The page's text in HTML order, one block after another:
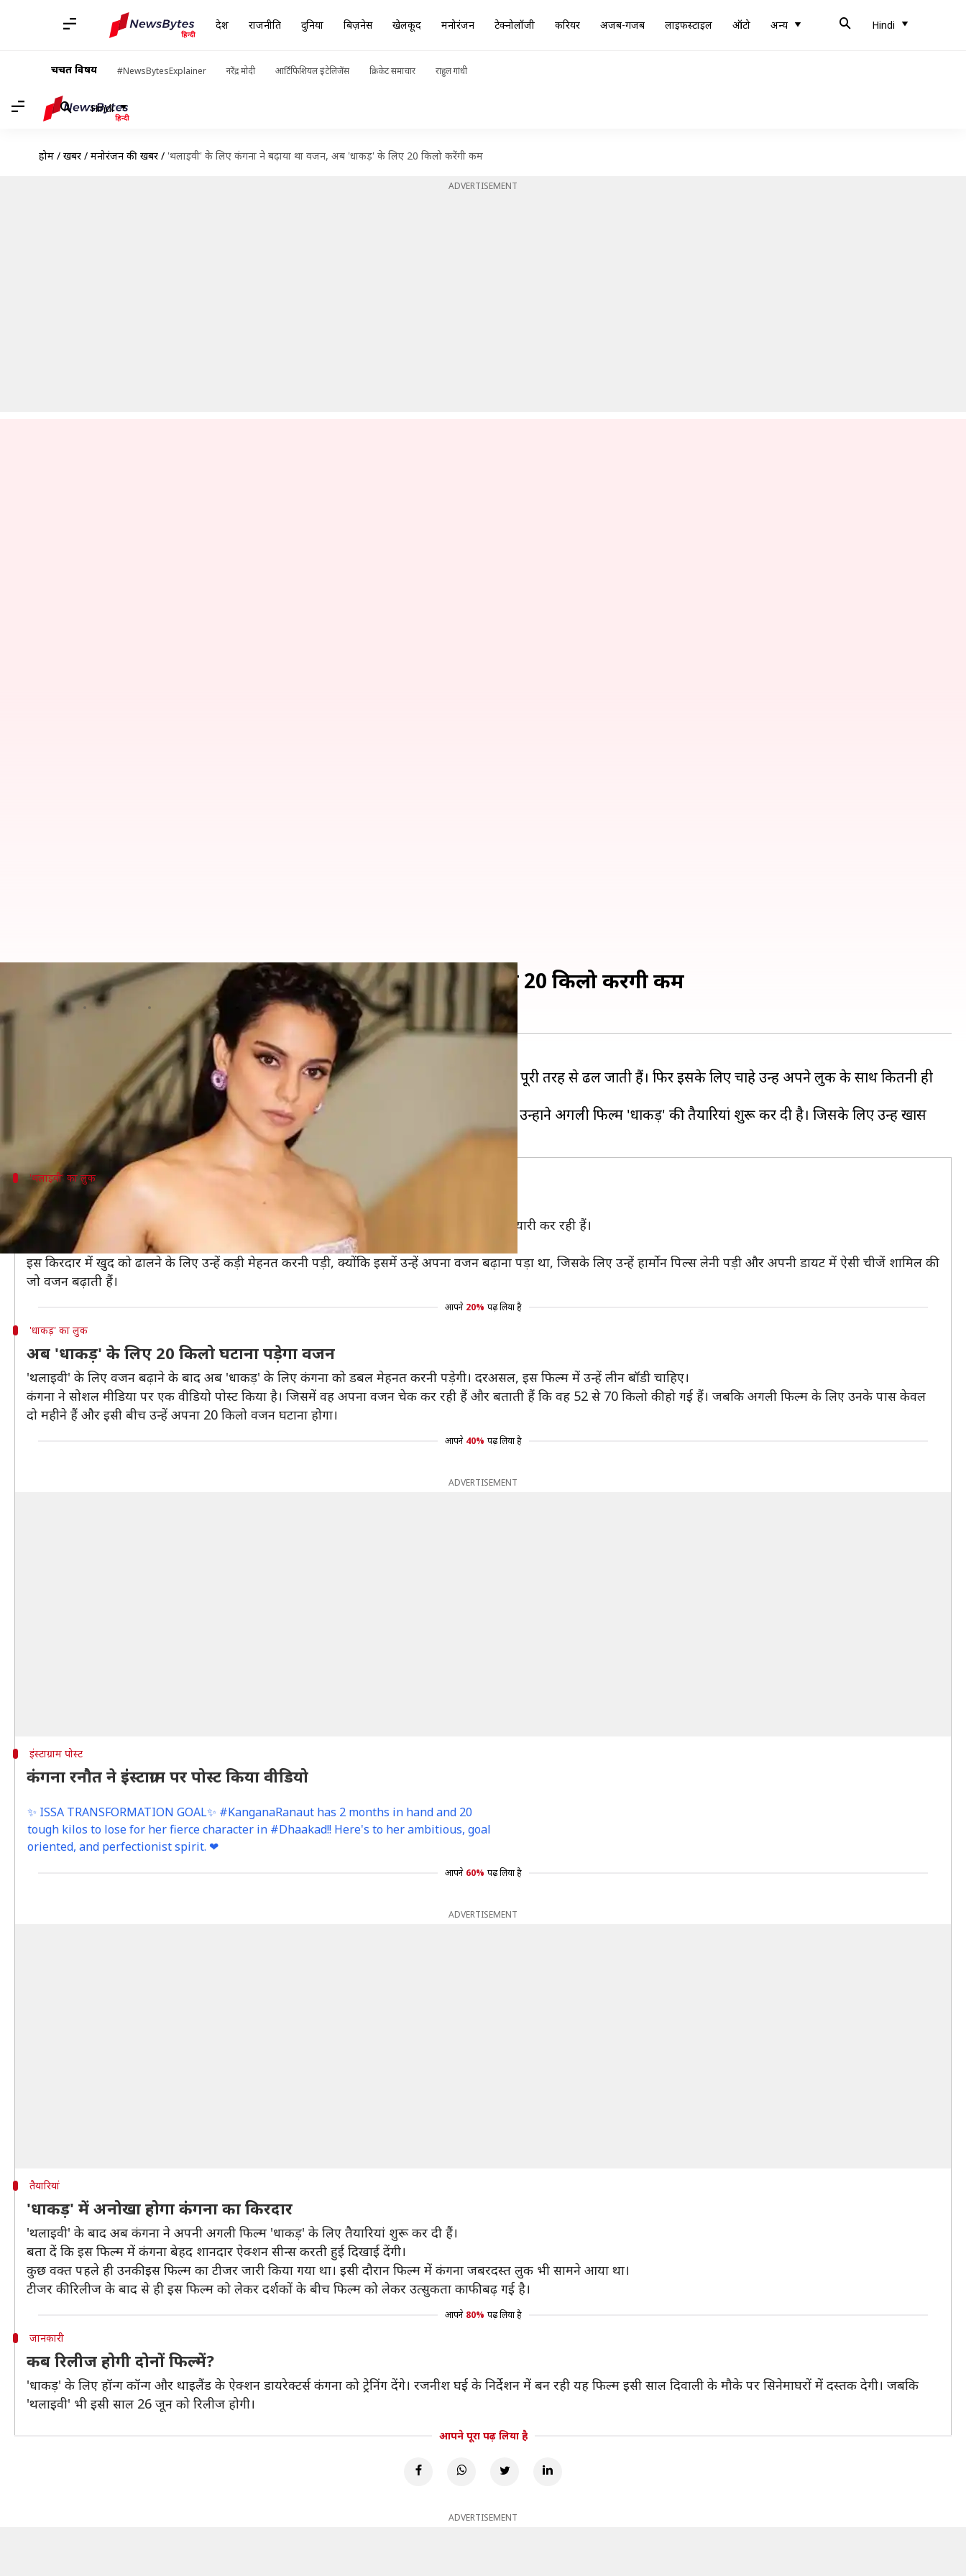
देश राजनीति दुनिया बिज़नेस खेलकूद मनोरंजन टेक्नोलॉजी करियर अजब-गजब लाइफस्टाइल ऑटो अन्य Hindi
चर्चित विषय #NewsBytesExplainer नरेंद्र मोदी आर्टिफिशियल इंटेलिजेंस क्रिकेट समाचार राहुल गांधी
Hindi
होम / खबरें / मनोरंजन की खबरें / 'थलाइवी' के लिए कंगना ने बढ़ाया था वजन, अब 'धाकड़' के लिए 20 किलो करेंगी कम
ADVERTISEMENT
'थलाइवी' के लिए कंगना ने बढ़ाया था वजन, अब 'धाकड़' के लिए 20 किलो करेंगी कम
लेखन Mar 05, 2020
बॉलीवुड अदाकारा कंगना रनौत किसी भी फिल्म में अपने किरदार को बेहतरीन दिखाने के लिए उसमें पूरी तरह से ढल जाती हैं। फिर इसके लिए चाहे उन्हें अपने लुक के साथ कितनी ही
कड़ी मेहनत करनी पड़े, वह कभी पीछे नहीं हटती।
पिछले कुछ समय से वह अपनी आगामी फिल्म 'थलाइवी' को लेकर चर्चा में बनी हुई थीं। लेकिन अब उन्होंने अगली फिल्म 'धाकड़' की तैयारियां शुरू कर दी है। जिसके लिए उन्हें खास
'थलाइवी' का लुक
'थलाइवी' के लिए बढ़ाया वजन
कुछ समय से कंगना तमिलनाडु की पूर्व CM जयललिता की जिंदगी पर आधारित फिल्म 'थलाइवी' के लिए तैयारी कर रही हैं।
इस फिल्म का टीजर जारी कर दिया गया है, जिसमें कंगना को पहचान पाना भी मुश्किल है।
इस किरदार में खुद को ढालने के लिए उन्हें कड़ी मेहनत करनी पड़ी, क्योंकि इसमें उन्हें अपना वजन बढ़ाना पड़ा था, जिसके लिए उन्हें हार्मोन पिल्स लेनी पड़ी और अपनी डायट में ऐसी चीजें शामिल की
जो वजन बढ़ाती हैं।
आपने 20% पढ़ लिया है
'धाकड़' का लुक
अब 'धाकड़' के लिए 20 किलो घटाना पड़ेगा वजन
'थलाइवी' के लिए वजन बढ़ाने के बाद अब 'धाकड़' के लिए कंगना को डबल मेहनत करनी पड़ेगी। दरअसल, इस फिल्म में उन्हें लीन बॉडी चाहिए।
कंगना ने सोशल मीडिया पर एक वीडियो पोस्ट किया है। जिसमें वह अपना वजन चेक कर रही हैं और बताती हैं कि वह 52 से 70 किलो की हो गई हैं। जबकि अगली फिल्म के लिए उनके पास केवल
दो महीने हैं और इसी बीच उन्हें अपना 20 किलो वजन घटाना होगा।
आपने 40% पढ़ लिया है
ADVERTISEMENT
इंस्टाग्राम पोस्ट
कंगना रनौत ने इंंस्टाग्राम पर पोस्ट किया वीडियो
✨ ISSA TRANSFORMATION GOAL✨ #KanganaRanaut has 2 months in hand and 20
tough kilos to lose for her fierce character in #Dhaakad!! Here's to her ambitious, goal
oriented, and perfectionist spirit. ❤
आपने 60% पढ़ लिया है
ADVERTISEMENT
तैयारियां
'धाकड़' में अनोखा होगा कंगना का किरदार
'थलाइवी' के बाद अब कंगना ने अपनी अगली फिल्म 'धाकड़' के लिए तैयारियां शुरू कर दी हैं।
बता दें कि इस फिल्म में कंगना बेहद शानदार ऐक्शन सीन्स करती हुई दिखाई देंगी।
कुछ वक्त पहले ही उनकी इस फिल्म का टीजर जारी किया गया था। इसी दौरान फिल्म में कंगना जबरदस्त लुक भी सामने आया था।
टीजर की रिलीज के बाद से ही इस फिल्म को लेकर दर्शकों के बीच फिल्म को लेकर उत्सुकता काफी बढ़ गई है।
आपने 80% पढ़ लिया है
जानकारी
कब रिलीज होगी दोनों फिल्में?
'धाकड़' के लिए हॉन्ग कॉन्ग और थाइलैंड के ऐक्शन डायरेक्टर्स कंगना को ट्रेनिंग देंगे। रजनीश घई के निर्देशन में बन रही यह फिल्म इसी साल दिवाली के मौके पर सिनेमाघरों में दस्तक देगी। जबकि
'थलाइवी' भी इसी साल 26 जून को रिलीज होगी।
आपने पूरा पढ़ लिया है
ADVERTISEMENT